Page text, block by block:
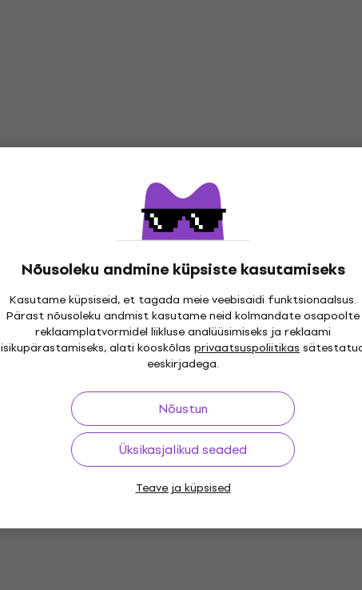
Nõusoleku andmine küpsiste kasutamiseks
Kasutame küpsiseid, et tagada meie veebisaidi funktsionaalsus.
Pärast nõusoleku andmist kasutame neid kolmandate osapoolte
reklaamplatvormidel liikluse analüüsimiseks ja reklaami
isikupärastamiseks, alati kooskõlas privaatsuspoliitikas
eeskirjadega.
Nõustun
Üksikasjalikud seaded
Teave ja küpsised